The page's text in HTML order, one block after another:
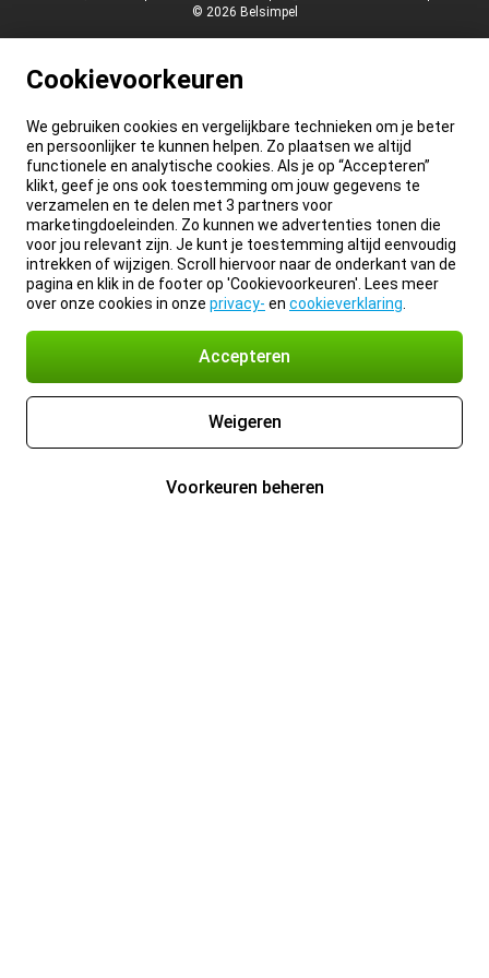
© 2026 Belsimpel
Cookievoorkeuren
We gebruiken cookies en vergelijkbare technieken om je beter
en persoonlijker te kunnen helpen. Zo plaatsen we altijd
functionele en analytische cookies. Als je op “Accepteren”
klikt, geef je ons ook toestemming om jouw gegevens te
verzamelen en te delen met 3 partners voor
marketingdoeleinden. Zo kunnen we advertenties tonen die
voor jou relevant zijn. Je kunt je toestemming altijd eenvoudig
intrekken of wijzigen. Scroll hiervoor naar de onderkant van de
pagina en klik in de footer op 'Cookievoorkeuren'. Lees meer
over onze cookies in onze privacy- en cookieverklaring
Accepteren
Weigeren
Voorkeuren beheren